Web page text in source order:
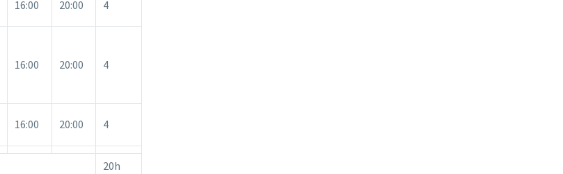
16:00 20:00 4
16:00 20:00 4
16:00 20:00 4
20h